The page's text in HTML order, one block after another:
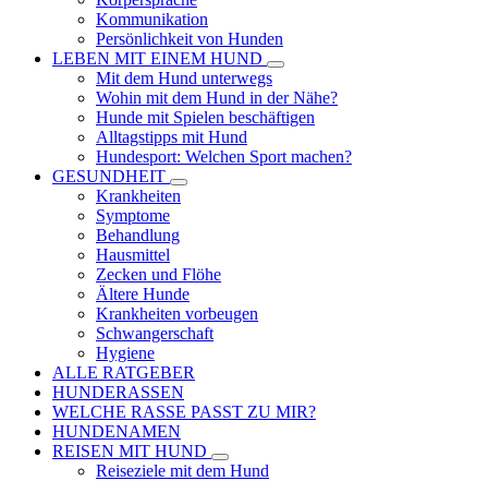
Kommunikation
Persönlichkeit von Hunden
LEBEN MIT EINEM HUND
Mit dem Hund unterwegs
Wohin mit dem Hund in der Nähe?
Hunde mit Spielen beschäftigen
Alltagstipps mit Hund
Hundesport: Welchen Sport machen?
GESUNDHEIT
Krankheiten
Symptome
Behandlung
Hausmittel
Zecken und Flöhe
Ältere Hunde
Krankheiten vorbeugen
Schwangerschaft
Hygiene
ALLE RATGEBER
HUNDERASSEN
WELCHE RASSE PASST ZU MIR?
HUNDENAMEN
REISEN MIT HUND
Reiseziele mit dem Hund